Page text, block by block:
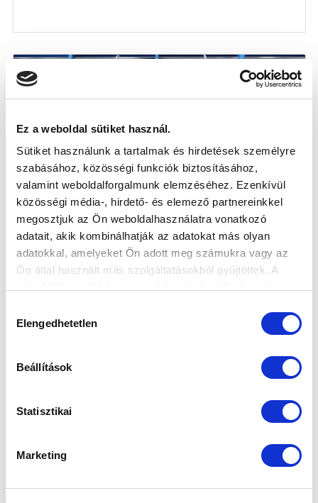
Ez a weboldal sütiket használ.
Sütiket használunk a tartalmak és hirdetések személyre
szabásához, közösségi funkciók biztosításához,
valamint weboldalforgalmunk elemzéséhez. Ezenkívül
közösségi média-, hirdető- és elemező partnereinkkel
megosztjuk az Ön weboldalhasználatra vonatkozó
adatait, akik kombinálhatják az adatokat más olyan
adatokkal, amelyeket Ön adott meg számukra vagy az
Ön által használt más szolgáltatásokból gyűjtöttek. A
kiválasztása
Elengedhetetlen
Beállítások
Statisztikai
Marketing
SZUHODOVSZKI ISMERŐS KÖZEGBE TÉRT
VISSZA (KÉPGALÉRIA)
2026-06-04